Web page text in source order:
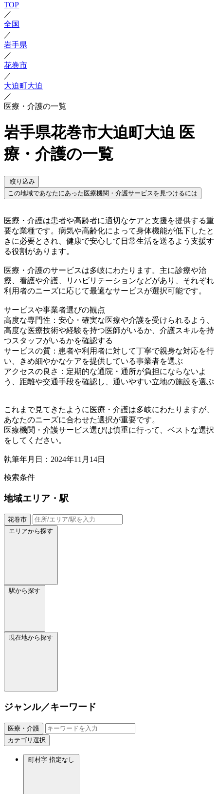
TOP
／
全国
／
岩手県
／
花巻市
／
大迫町大迫
／
医療・介護の一覧
岩手県花巻市大迫町大迫 医
療・介護の一覧
絞り込み
この地域であなたにあった医療機関・介護サービスを見つけるには
医療・介護は患者や高齢者に適切なケアと支援を提供する重
要な業種です。病気や高齢化によって身体機能が低下したと
きに必要とされ、健康で安心して日常生活を送るよう支援す
る役割があります。
医療・介護のサービスは多岐にわたります。主に診療や治
療、看護や介護、リハビリテーションなどがあり、それぞれ
利用者のニーズに応じて最適なサービスが選択可能です。
サービスや事業者選びの観点
高度な専門性：安心・確実な医療や介護を受けられるよう、
高度な医療技術や経験を持つ医師がいるか、介護スキルを持
つスタッフがいるかを確認する
サービスの質：患者や利用者に対して丁寧で親身な対応を行
い、きめ細やかなケアを提供している事業者を選ぶ
アクセスの良さ：定期的な通院・通所が負担にならないよ
う、距離や交通手段を確認し、通いやすい立地の施設を選ぶ
これまで見てきたように医療・介護は多岐にわたりますが、
あなたのニーズに合わせた選択が重要です。
医療機関・介護サービス選びは慎重に行って、ベストな選択
をしてください。
執筆年月日：2024年11月14日
検索条件
地域エリア・駅
花巻市
エリアから探す
駅から探す
現在地から探す
ジャンル／キーワード
医療・介護
カテゴリ選択
町村字 指定なし